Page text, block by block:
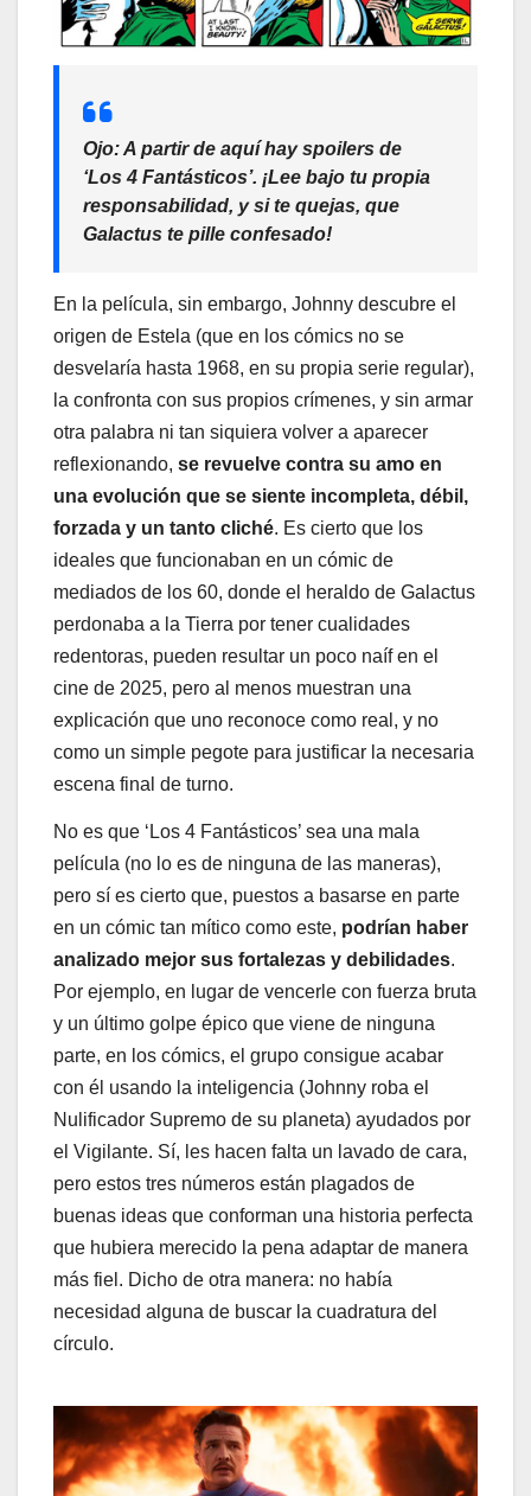
Ojo: A partir de aquí hay spoilers de
‘Los 4 Fantásticos’. ¡Lee bajo tu propia
responsabilidad, y si te quejas, que
Galactus te pille confesado!
En la película, sin embargo, Johnny descubre el
origen de Estela (que en los cómics no se
desvelaría hasta 1968, en su propia serie regular),
la confronta con sus propios crímenes, y sin armar
otra palabra ni tan siquiera volver a aparecer
reflexionando, se revuelve contra su amo en
una evolución que se siente incompleta, débil,
forzada y un tanto cliché. Es cierto que los
ideales que funcionaban en un cómic de
mediados de los 60, donde el heraldo de Galactus
perdonaba a la Tierra por tener cualidades
redentoras, pueden resultar un poco naíf en el
cine de 2025, pero al menos muestran una
explicación que uno reconoce como real, y no
como un simple pegote para justificar la necesaria
escena final de turno.
No es que ‘Los 4 Fantásticos’ sea una mala
película (no lo es de ninguna de las maneras),
pero sí es cierto que, puestos a basarse en parte
en un cómic tan mítico como este, podrían haber
analizado mejor sus fortalezas y debilidades.
Por ejemplo, en lugar de vencerle con fuerza bruta
y un último golpe épico que viene de ninguna
parte, en los cómics, el grupo consigue acabar
con él usando la inteligencia (Johnny roba el
Nulificador Supremo de su planeta) ayudados por
el Vigilante. Sí, les hacen falta un lavado de cara,
pero estos tres números están plagados de
buenas ideas que conforman una historia perfecta
que hubiera merecido la pena adaptar de manera
más fiel. Dicho de otra manera: no había
necesidad alguna de buscar la cuadratura del
círculo.